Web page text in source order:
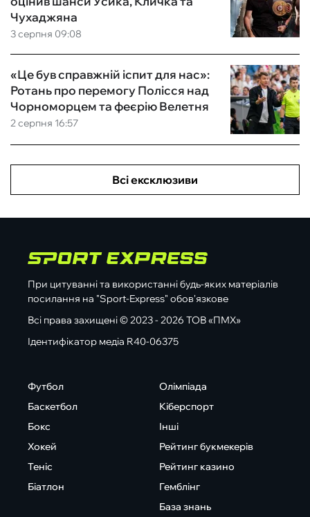
3 серпня 09:08
Чухаджяна
2 серпня 16:57
«Це був справжній іспит для нас»:
Ротань про перемогу Полісся над
Чорноморцем та феєрію Велетня
Всі ексклюзиви
При цитуванні та використанні будь-яких матеріалів
посилання на "Sport-Express" обов'язкове
Всі права захищені © 2023 - 2026 ТОВ «ПМХ»
Ідентифікатор медіа R40-06375
Футбол
Баскетбол
Бокс
Хокей
Теніс
Біатлон
Олімпіада
Кіберспорт
Інші
Рейтинг букмекерів
Рейтинг казино
Гемблінг
База знань